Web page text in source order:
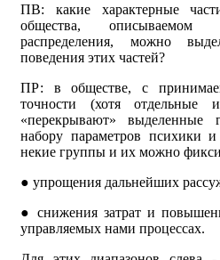
ПВ: какие характерные
общества, описываемом
распределения, можно
поведения этих частей?
ПР: в обществе, с
точности (хотя
«перекрывают» выделенные
набору параметров психики
некие группы и их можно
● упрощения дальнейших
● снижения затрат и
управляемых нами процессах.